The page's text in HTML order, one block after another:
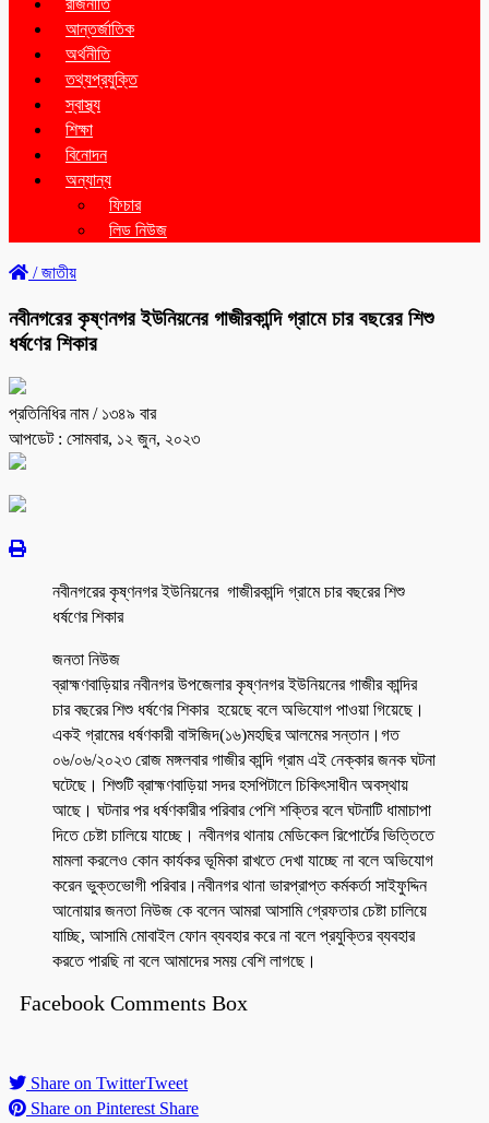
রাজনীতি
আন্তর্জাতিক
অর্থনীতি
তথ্যপ্রযুক্তি
স্বাস্থ্য
শিক্ষা
বিনোদন
অন্যান্য
ফিচার
লিড নিউজ
/জাতীয়
নবীনগরের কৃষ্ণনগর ইউনিয়নের গাজীরকান্দি গ্রামে চার বছরের শিশু
ধর্ষণের শিকার
প্রতিনিধির নাম/ ১৩৪৯ বার
আপডেট : সোমবার, ১২ জুন, ২০২৩
নবীনগরের কৃষ্ণনগর ইউনিয়নের গাজীরকান্দি গ্রামে চার বছরের শিশু
ধর্ষণের শিকার
জনতা নিউজ
ব্রাহ্মণবাড়িয়ার নবীনগর উপজেলার কৃষ্ণনগর ইউনিয়নের গাজীর কান্দির
চার বছরের শিশু ধর্ষণের শিকার হয়েছে বলে অভিযোগ পাওয়া গিয়েছে।
একই গ্রামের ধর্ষণকারী বাঈজিদ(১৬)মহছির আলমের সন্তান।গত
০৬/০৬/২০২৩ রোজ মঙ্গলবার গাজীর কান্দি গ্রাম এই নেক্কার জনক ঘটনা
ঘটেছে। শিশুটি ব্রাহ্মণবাড়িয়া সদর হসপিটালে চিকিৎসাধীন অবস্থায়
আছে। ঘটনার পর ধর্ষণকারীর পরিবার পেশি শক্তির বলে ঘটনাটি ধামাচাপা
দিতে চেষ্টা চালিয়ে যাচ্ছে। নবীনগর থানায় মেডিকেল রিপোর্টের ভিত্তিতে
মামলা করলেও কোন কার্যকর ভূমিকা রাখতে দেখা যাচ্ছে না বলে অভিযোগ
করেন ভুক্তভোগী পরিবার।নবীনগর থানা ভারপ্রাপ্ত কর্মকর্তা সাইফুদ্দিন
আনোয়ার জনতা নিউজ কে বলেন আমরা আসামি গ্রেফতার চেষ্টা চালিয়ে
যাচ্ছি, আসামি মোবাইল ফোন ব্যবহার করে না বলে প্রযুক্তির ব্যবহার
করতে পারছি না বলে আমাদের সময় বেশি লাগছে।
Facebook Comments Box
Share on TwitterTweet
Share on Pinterest Share